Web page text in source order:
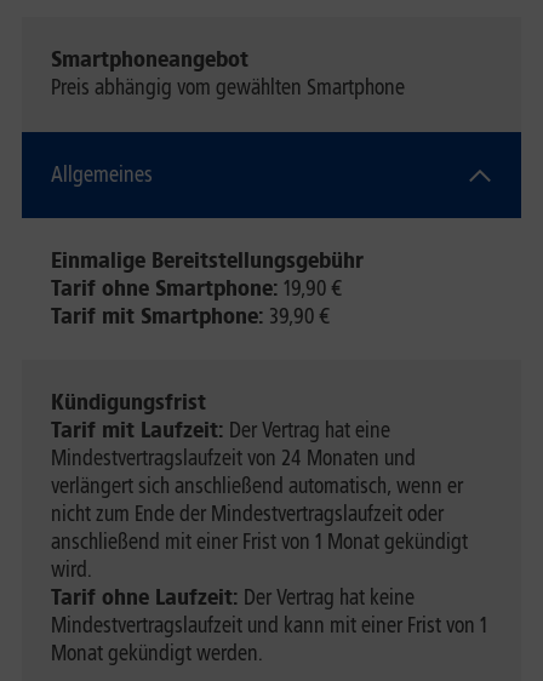
Smartphoneangebot
Preis abhängig vom gewählten Smartphone
Allgemeines
Einmalige Bereitstellungsgebühr
Tarif ohne Smartphone: 19,90 €
Tarif mit Smartphone: 39,90 €
Kündigungsfrist
Tarif mit Laufzeit: Der Vertrag hat eine
Mindestvertragslaufzeit von 24 Monaten und
verlängert sich anschließend automatisch, wenn er
nicht zum Ende der Mindestvertragslaufzeit oder
anschließend mit einer Frist von 1 Monat gekündigt
wird.
Tarif ohne Laufzeit: Der Vertrag hat keine
Mindestvertragslaufzeit und kann mit einer Frist von 1
Monat gekündigt werden.